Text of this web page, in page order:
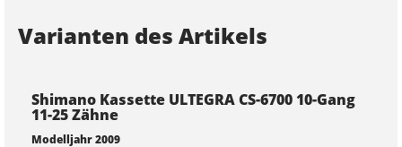
Varianten des Artikels
Shimano Kassette ULTEGRA CS-6700 10-Gang
11-25 Zähne
Modelljahr 2009